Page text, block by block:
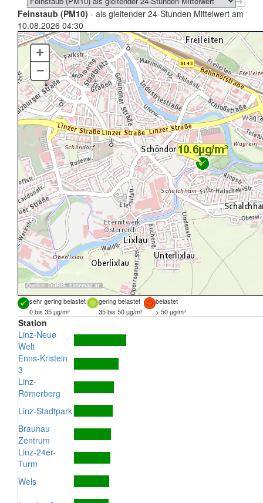
Feinstaub (PM10) - als gleitender 24-Stunden Mittelwert am
10.08.2026 04:30
Quellen: DORIS, basemap.at
+
–
sehr gering belastet gering belastet
belastet
0 bis 35 µg/m³
35 bis 50 µg/m³ > 50 µg/m³
Station
Linz-Neue
Welt
Enns-Kristein
3
Linz-
Römerberg
Linz-Stadtpark
Braunau
Zentrum
Linz-24er-
Turm
Wels